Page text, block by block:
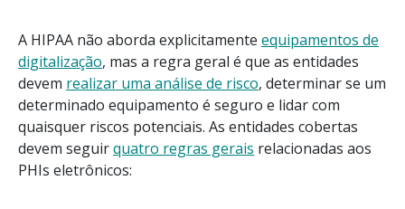
A HIPAA não aborda explicitamente equipamentos de
digitalização, mas a regra geral é que as entidades
devem realizar uma análise de risco, determinar se um
determinado equipamento é seguro e lidar com
quaisquer riscos potenciais. As entidades cobertas
devem seguirquatro regras gerais relacionadas aos
PHIs eletrônicos: